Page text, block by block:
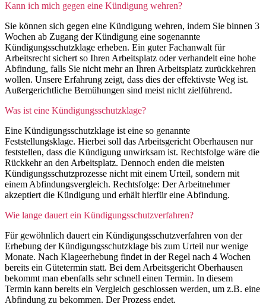
Kann ich mich gegen eine Kündigung wehren?
Sie können sich gegen eine Kündigung wehren, indem Sie binnen 3
Wochen ab Zugang der Kündigung eine sogenannte
Kündigungsschutzklage erheben. Ein guter Fachanwalt für
Arbeitsrecht sichert so Ihren Arbeitsplatz oder verhandelt eine hohe
Abfindung, falls Sie nicht mehr an Ihren Arbeitsplatz zurückkehren
wollen. Unsere Erfahrung zeigt, dass dies der effektivste Weg ist.
Außergerichtliche Bemühungen sind meist nicht zielführend.
Was ist eine Kündigungsschutzklage?
Eine Kündigungsschutzklage ist eine so genannte
Feststellungsklage. Hierbei soll das Arbeitsgericht Oberhausen nur
feststellen, dass die Kündigung unwirksam ist. Rechtsfolge wäre die
Rückkehr an den Arbeitsplatz. Dennoch enden die meisten
Kündigungsschutzprozesse nicht mit einem Urteil, sondern mit
einem Abfindungsvergleich. Rechtsfolge: Der Arbeitnehmer
akzeptiert die Kündigung und erhält hierfür eine Abfindung.
Wie lange dauert ein Kündigungsschutzverfahren?
Für gewöhnlich dauert ein Kündigungsschutzverfahren von der
Erhebung der Kündigungsschutzklage bis zum Urteil nur wenige
Monate. Nach Klageerhebung findet in der Regel nach 4 Wochen
bereits ein Gütetermin statt. Bei dem Arbeitsgericht Oberhausen
bekommt man ebenfalls sehr schnell einen Termin. In diesem
Termin kann bereits ein Vergleich geschlossen werden, um z.B. eine
Abfindung zu bekommen. Der Prozess endet.